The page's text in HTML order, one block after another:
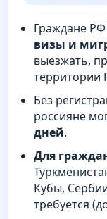
Граждане
визы и
выезжать,
территории
Без
россияне
дней.
Для
Кубы,
требуется